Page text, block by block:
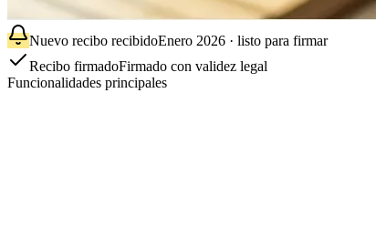
Nuevo recibo recibidoEnero 2026 · listo para firmar
Recibo firmadoFirmado con validez legal
Funcionalidades principales